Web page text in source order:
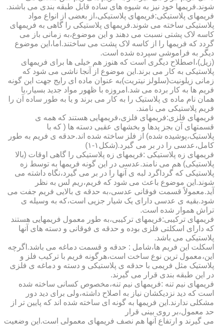
شوند.فریمها خود نیز به شیوه های ساده قابل طبقه بندی می باشند.
فریمهای پلاستیکی:فریمهای پلاستیکی،از بعضی از انواع مواد
پلاستیکی ساخته می شوند.فریمهای پلاستیکی را گاهی به فریمهای
کاسه لاک پشتی نسبت می دهند و این موضوع،به زمانی باز می
گردد که فریمها را از کاسه لاک پشت می ساختند.اما،این موضوع
دیگر به فراموشی سپرده شده است.
(زیل)،اصطلاح دیگری است که هنوز هم خیلی ها برای فریمهای
پلاستیکی به کار می برند.این موضوع از آنجا ناشی می شود که
زمانی زیلونیت(سلولز نیتریت)به عنوان ماده ای رایج جهت این گونه
فریم ها به کار برده می شد.امروزه با ظهور مواد جدید بسیار،یا
همان نام ماده ی پلاستیک را به کار می برند و یا به طور ساده آن را
فریم پلاستیکی می نامند.
فریمهای فلزی:فریمهای فلزی،فریمهایی هستند که همه ی
قسمتهای آن بجز پدها و بخشهای عقبی دسته ها ( که با
پلاستیک،پوشیده شده) از فلز ساخته شده اند.حدقه ی فریم به طور
کامل،عدسی را در بر می گیرد.(شکل۱-۱)
فریمهای زه پلاستیکی :فریمهای زه پلاستیکی را گاهی اوقات (بالا
پلاستیکی) هم می نامند.عدسی در این گونه فریمها به توسط زه
پلاستیکی که گرداگرد لبه ی آنها را در بر می گیرد،نگاه داشته می
شوند.این موضوع باعث می شود که فریم،ریم لس به نظر
آید.معمولاً قسمت فوقانی عدسی،به حدقه ی بالایی فریم جفت می
شود.بقیه ی عدسی دارای یک شیار جزیی است،که به وسیله ی
تراش هموار شده است.
فریمهای ترکیبی:فریمهای ترکیبی،به طور معمول فریمهایی هستند
که دارای اسکلتی فلزی بوده و حدقه ی فوقانی و دسته های آنها
پلاستیکی می باشد.
اسکلت این فریم ها،شامل : حدقه و قسمت دماغه می باشد.اگرچه
این،معمول ترین نوع ساخت است،هرگونه فریم با ترکیب فلز و
پلاستیک مثل فریمی با حدقه ی پلاستیکی و دسته و دماغه ی فلزی
در این طبقه بندی قرار می گیرند.
فریمهای نیم تنه :فریمهای نیم تنه،مخصوص کسانی ساخته شده
است که دید نزدیکشان نیاز به اصلاح داشته،ولی برای دید دور
مشکلی ندارند.این فریمها به گونه ای ساخته شده اند که پایین تر از
حد معمول،بر روی بینی قرار
می گیرند و ارتفاع آنها هم نصف فریمهای معمولی است.این وضعیت